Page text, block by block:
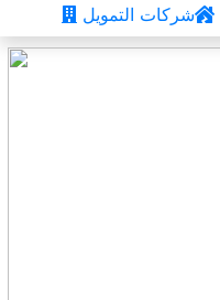
شركات التمويل